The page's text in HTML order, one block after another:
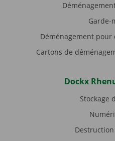
Garde-
Déménagement pour
Cartons de
Dockx
Stockage